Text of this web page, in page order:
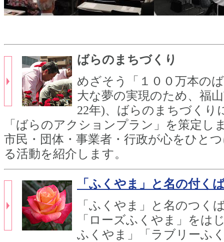
ばらのまちづくり
めざそう「１００万本の
大な夢の実現のため、福
22年)、ばらのまちづくり
「ばらのアクションプラン」を策定し
市民・団体・事業者・行政が心をひと
る活動を紹介します。
「ふくやま」と名の付く
「ふくやま」と名のつく
「ローズふくやま」をは
ふくやま」「ラブリーふ